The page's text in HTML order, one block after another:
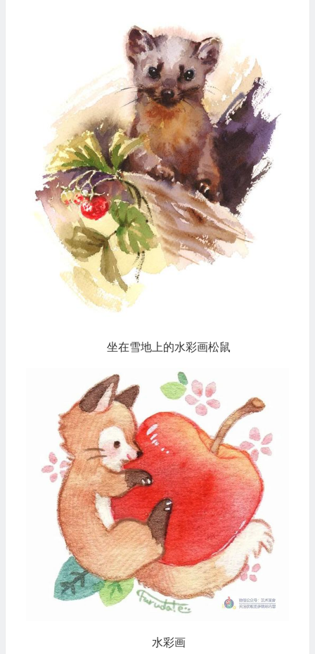
坐在雪地上的水彩画松鼠
水彩画